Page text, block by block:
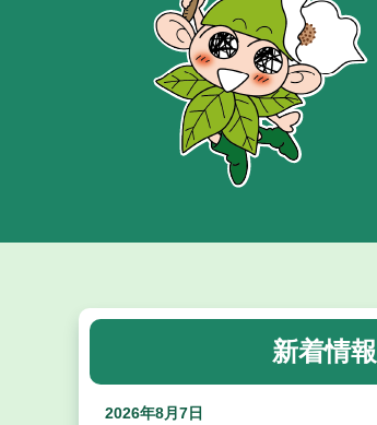
新着情報
2026年8月7日